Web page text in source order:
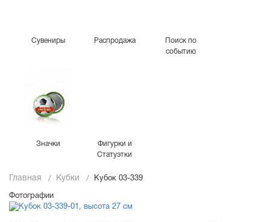
Сувениры Распродажа
Поиск по
событию
Значки
Фигурки и
Статуэтки
Главная Кубки Кубок 03-339
Фотографии